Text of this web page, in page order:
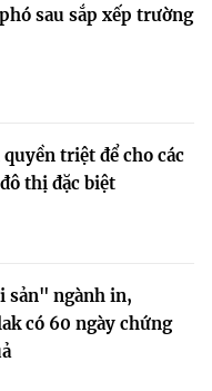
sau sắp xếp trường
triệt để cho các
thị đặc biệt
sản" ngành in,
có 60 ngày chứng